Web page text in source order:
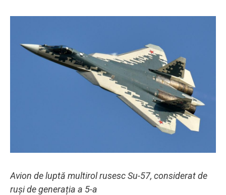
Avion de luptă multirol rusesc Su-57, considerat de
ruși de generația a 5-a